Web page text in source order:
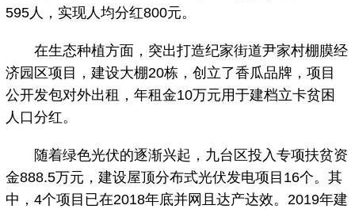
595人，实现人均分红800元。
在生态种植方面，突出打造纪家街道尹家村棚膜经
济园区项目，建设大棚20栋，创立了香瓜品牌，项目
公开发包对外出租，年租金10万元用于建档立卡贫困
人口分红。
随着绿色光伏的逐渐兴起，九台区投入专项扶贫资
金888.5万元，建设屋顶分布式光伏发电项目16个。其
中，4个项目已在2018年底并网且达产达效。2019年建